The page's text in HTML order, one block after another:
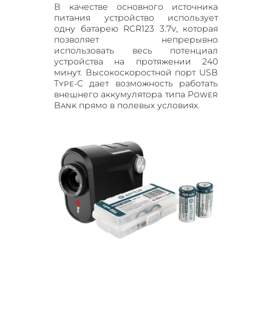
В качестве основного источника
питания устройство использует
одну батарею RCR123 3.7v, которая
позволяет непрерывно
использовать весь потенциал
устройства на протяжении 240
минут. Высокоскоростной порт USB
Type-C дает возможность работать
внешнего аккумулятора типа Power
Bank прямо в полевых условиях.